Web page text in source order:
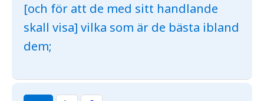
[och för att de med sitt handlande
skall visa] vilka som är de bästa ibland
dem;